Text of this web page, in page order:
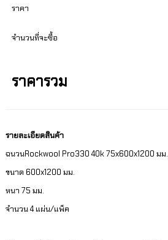
ราคา
จำนวนที่จะซื้อ
ราคารวม
รายละเอียดสินค้า
ฉนวนRockwool Pro330 40k 75x600x1200 มม.
ขนาด 600x1200 มม.
หนา 75 มม.
จำนวน 4 แผ่น/แพ็ค